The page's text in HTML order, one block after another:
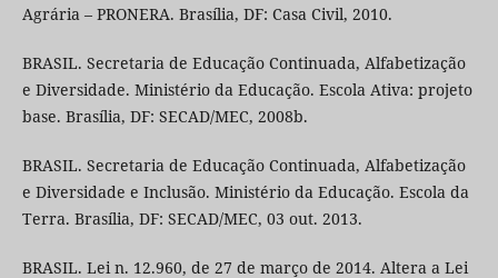
Agrária – PRONERA. Brasília, DF: Casa Civil, 2010.
BRASIL. Secretaria de Educação Continuada, Alfabetização
e Diversidade. Ministério da Educação. Escola Ativa: projeto
base. Brasília, DF: SECAD/MEC, 2008b.
BRASIL. Secretaria de Educação Continuada, Alfabetização
e Diversidade e Inclusão. Ministério da Educação. Escola da
Terra. Brasília, DF: SECAD/MEC, 03 out. 2013.
BRASIL. Lei n. 12.960, de 27 de março de 2014. Altera a Lei